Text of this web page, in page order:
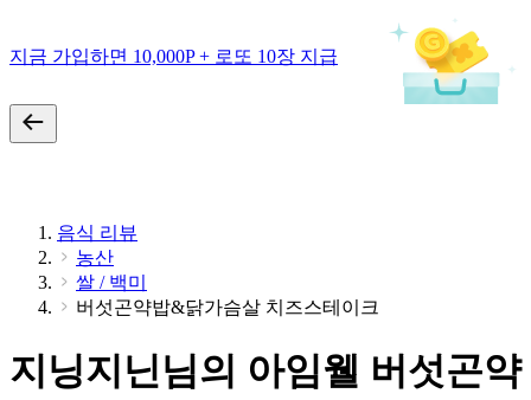
지금 가입하면 10,000P + 로또 10장 지급
음식 리뷰
농산
쌀 / 백미
버섯곤약밥&닭가슴살 치즈스테이크
지닝지닌님의 아임웰 버섯곤약